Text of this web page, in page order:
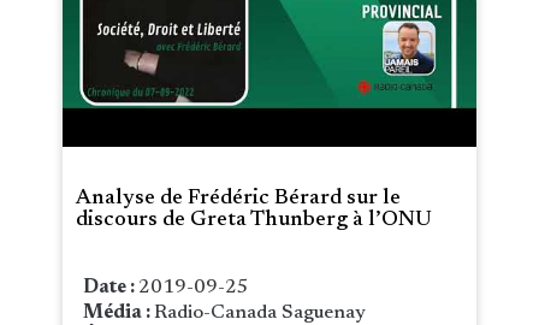
Analyse de Frédéric Bérard sur le
discours de Greta Thunberg à l’ONU
Date : 2019-09-25
Média :Radio-Canada Saguenay